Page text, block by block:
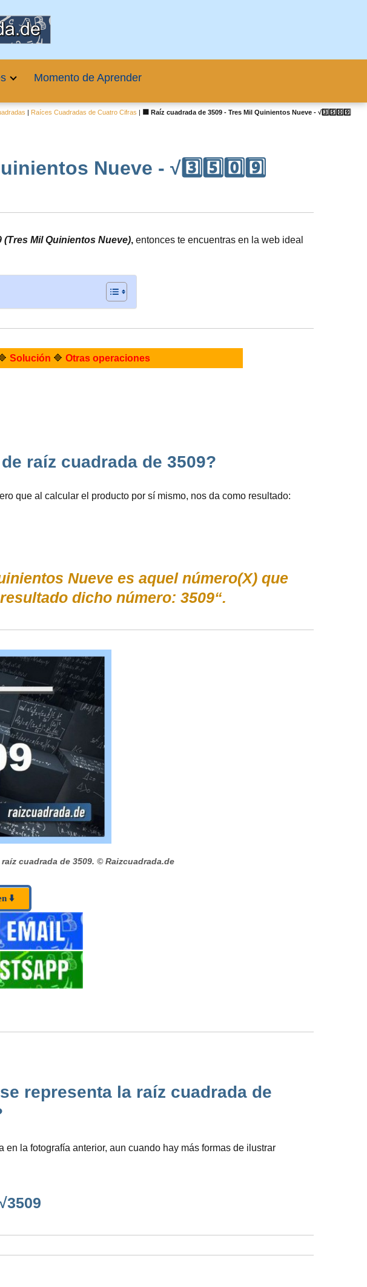
Momento de Aprender
| Raíces Cuadradas de Cuatro Cifras | 🟦 Raíz cuadrada de 3509 - Tres Mil Quinientos Nueve - √3️⃣5️⃣0️⃣9️⃣
Nueve - √3️⃣5️⃣0️⃣9️⃣
(Tres Mil Quinientos Nueve), entonces te encuentras en la web ideal
Solución 🔷 Otras operaciones
raíz cuadrada de 3509?
que al calcular el producto por sí mismo, nos da como resultado:
Nueve es aquel número(X) que
dicho número: 3509“.
cuadrada de 3509. © Raizcuadrada.de
⬇️
representa la raíz cuadrada de
en la fotografía anterior, aun cuando hay más formas de ilustrar